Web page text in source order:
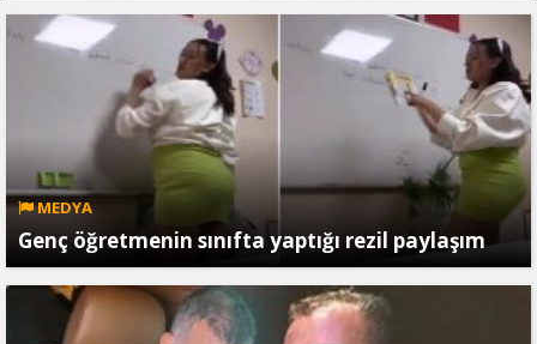
MEDYA
Genç öğretmenin sınıfta yaptığı rezil paylaşım